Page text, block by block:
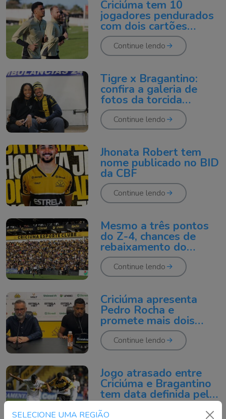
SELECIONE UMA REGIÃO
Criciúma tem 10
jogadores pendurados
com dois cartões
amarelos
Continue lendo
Tigre x Bragantino:
confira a galeria de
fotos da torcida
tricolor
Continue lendo
Jhonata Robert tem
nome publicado no BID
da CBF
Continue lendo
Mesmo a três pontos
do Z-4, chances de
rebaixamento do
Criciúma são de 21%
Continue lendo
Criciúma apresenta
Pedro Rocha e
promete mais dois
reforços na semana
Continue lendo
Jogo atrasado entre
Criciúma e Bragantino
tem data definida pela
CBF